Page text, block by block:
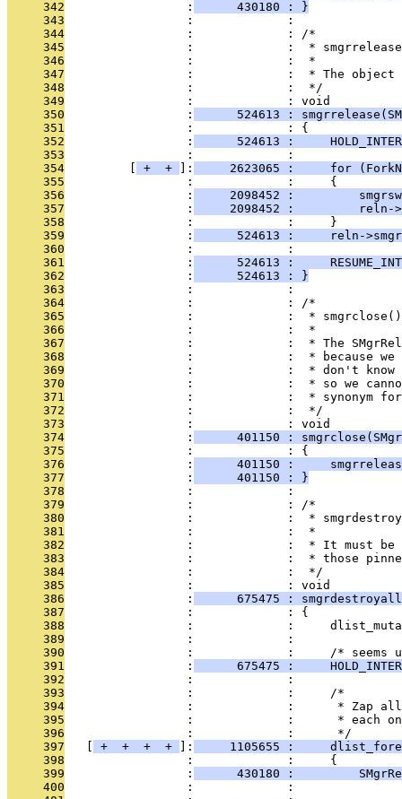
     342
                 :
      430180 : }
     343
                 :             :
     344
                 :             : /*
     345
:             :  *
     346
                 :             :  *
     347
:             :  * The object
     348
                 :             :  */
     349
                 :             : void
     350
                 :
524613 :
     351
                 :             : {
     352
                 :
524613 :
     353
                 :             :
     354
+ + ]:
2623065 :     for
     355
                 :             :     {
     356
                 :
2098452 :
     357
                 :
2098452 :         reln-
     358
                 :             :     }
     359
                 :
524613 :     reln-
     360
                 :             :
     361
                 :
524613 :
     362
                 :
      524613 : }
     363
                 :             :
     364
                 :             : /*
     365
:             :  *
     366
                 :             :  *
     367
:             :  * The
     368
:             :  * because
     369
:             :  * don't
     370
:             :  * so we
     371
:             :  * synonym
     372
                 :             :  */
     373
                 :             : void
     374
                 :
401150 :
     375
                 :             : {
     376
                 :
401150 :
     377
                 :
      401150 : }
     378
                 :             :
     379
                 :             : /*
     380
:             :  *
     381
                 :             :  *
     382
:             :  * It must
     383
:             :  * those
     384
                 :             :  */
     385
                 :             : void
     386
                 :
675475 :
     387
                 :             : {
     388
:             :
     389
                 :             :
     390
:             :     /* seems
     391
                 :
675475 :
     392
                 :             :
     393
                 :             :     /*
     394
:             :      * Zap
     395
:             :      * each
     396
                 :             :      */
     397
+ + + + ]:
1105655 :
     398
                 :             :     {
     399
                 :
430180 :
     400
:             :